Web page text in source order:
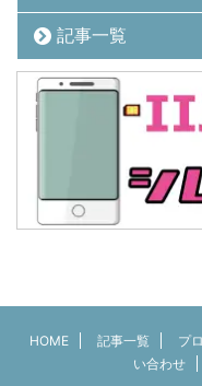
記事一覧
HOME 記事一覧 プ
い合わせ